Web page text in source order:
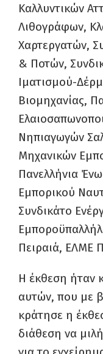
Καλλυντικών
Λιθογράφων,
Χαρτεργατών,
& Ποτών,
Ιματισμού-
Βιομηχανίας,
Νηπιαγωγών
Μηχανικών
Πανελλήνια
Εμπορικού
Συνδικάτο
Πειραιά, ΕΛΜΕ
Η έκθεση ήταν
αυτών, που με
κράτησε η
διάθεση να